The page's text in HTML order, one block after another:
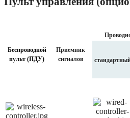
Беспроводной
пульт (ПДУ)
Приемник
сигналов